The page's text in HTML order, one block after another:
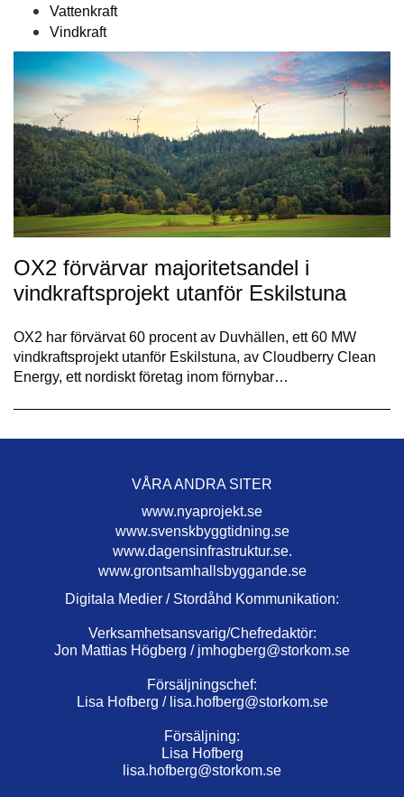
Vattenkraft
Vindkraft
OX2 förvärvar majoritetsandel i
vindkraftsprojekt utanför Eskilstuna
OX2 har förvärvat 60 procent av Duvhällen, ett 60 MW
vindkraftsprojekt utanför Eskilstuna, av Cloudberry Clean
Energy, ett nordiskt företag inom förnybar…
VÅRA ANDRA SITER
www.nyaprojekt.se
www.svenskbyggtidning.se
www.dagensinfrastruktur.se.
www.grontsamhallsbyggande.se
Digitala Medier / Stordåhd Kommunikation:
Verksamhetsansvarig/Chefredaktör:
Jon Mattias Högberg / jmhogberg@storkom.se
Försäljningschef:
Lisa Hofberg / lisa.hofberg@storkom.se
Försäljning:
Lisa Hofberg
lisa.hofberg@storkom.se